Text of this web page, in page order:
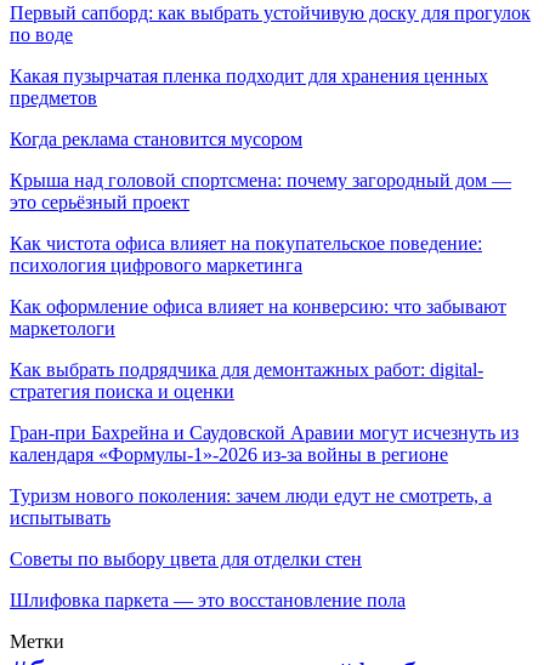
Первый сапборд: как выбрать устойчивую доску для прогулок
по воде
Какая пузырчатая пленка подходит для хранения ценных
предметов
Когда реклама становится мусором
Крыша над головой спортсмена: почему загородный дом —
это серьёзный проект
Как чистота офиса влияет на покупательское поведение:
психология цифрового маркетинга
Как оформление офиса влияет на конверсию: что забывают
маркетологи
Как выбрать подрядчика для демонтажных работ: digital-
стратегия поиска и оценки
Гран-при Бахрейна и Саудовской Аравии могут исчезнуть из
календаря «Формулы-1»-2026 из-за войны в регионе
Туризм нового поколения: зачем люди едут не смотреть, а
испытывать
Советы по выбору цвета для отделки стен
Шлифовка паркета — это восстановление пола
Метки